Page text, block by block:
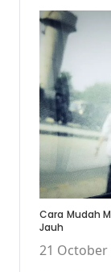
Cara Mudah
Jauh
21 October